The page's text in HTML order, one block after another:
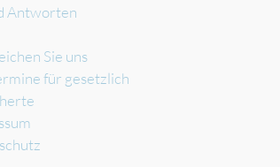
Antworten
Sie uns
für gesetzlich